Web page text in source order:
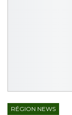
RÉGION NEWS